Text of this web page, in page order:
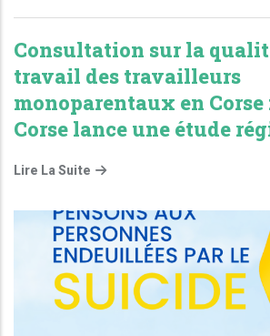
Consultation sur la
travail des travailleurs
monoparentaux en Corse
Corse lance une étude
Lire La Suite